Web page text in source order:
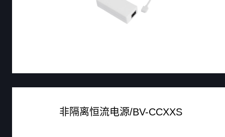
非隔离恒流电源/BV-CCXXS